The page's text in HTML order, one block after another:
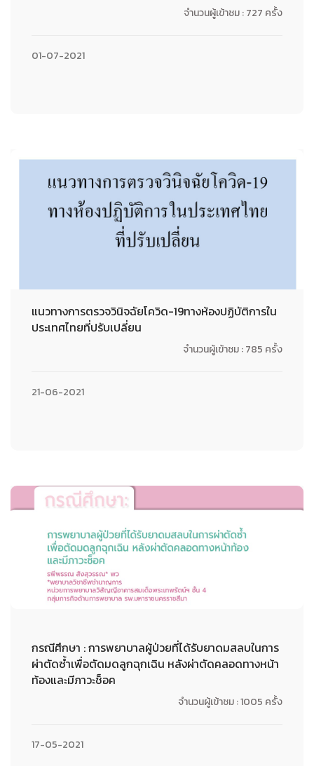
จำนวนผู้เข้าชม : 727 ครั้ง
01-07-2021
แนวทางการตรวจวินิจฉัยโควิด-19ทางห้องปฏิบัติการใน
ประเทศไทยที่ปรับเปลี่ยน
จำนวนผู้เข้าชม : 785 ครั้ง
21-06-2021
กรณีศึกษา : การพยาบาลผู้ป่วยที่ได้รับยาดมสลบในการ
ผ่าตัดซ้ำเพื่อตัดมดลูกฉุกเฉิน หลังผ่าตัดคลอดทางหน้า
ท้องและมีภาวะช็อค
จำนวนผู้เข้าชม : 1005 ครั้ง
17-05-2021